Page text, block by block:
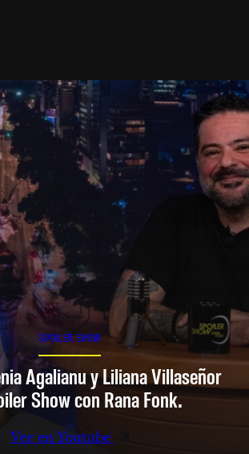
SPOILER SHOW
Agalianu y Liliana Villaseñor
Show con Rana Fonk.
Ver en Youtube